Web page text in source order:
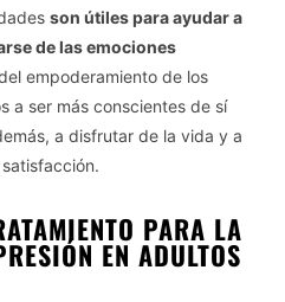
son útiles para ayudar a
de las emociones
empoderamiento de los
a ser más conscientes de sí
a disfrutar de la vida y a
PARA LA
EN ADULTOS